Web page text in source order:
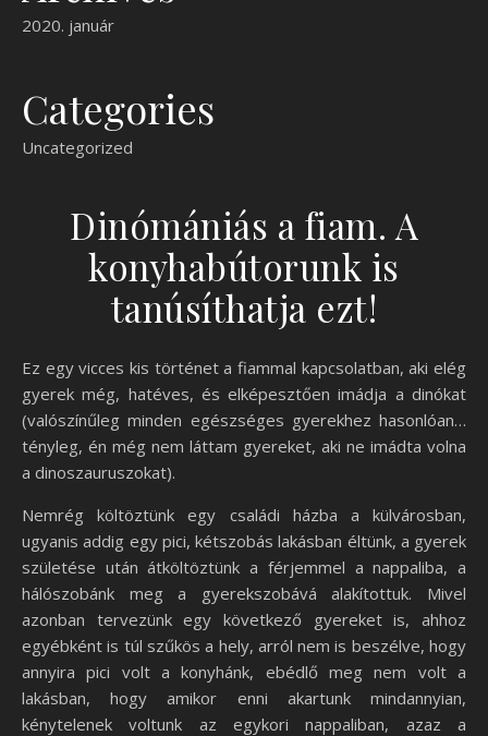
2020. január
Categories
Uncategorized
Dinómániás a fiam. A
konyhabútorunk is
tanúsíthatja ezt!
Ez egy vicces kis történet a fiammal kapcsolatban, aki elég
gyerek még, hatéves, és elképesztően imádja a dinókat
(valószínűleg minden egészséges gyerekhez hasonlóan…
tényleg, én még nem láttam gyereket, aki ne imádta volna
a dinoszauruszokat).
Nemrég költöztünk egy családi házba a külvárosban,
ugyanis addig egy pici, kétszobás lakásban éltünk, a gyerek
születése után átköltöztünk a férjemmel a nappaliba, a
hálószobánk meg a gyerekszobává alakítottuk. Mivel
azonban tervezünk egy következő gyereket is, ahhoz
egyébként is túl szűkös a hely, arról nem is beszélve, hogy
annyira pici volt a konyhánk, ebédlő meg nem volt a
lakásban, hogy amikor enni akartunk mindannyian,
kénytelenek voltunk az egykori nappaliban, azaz a